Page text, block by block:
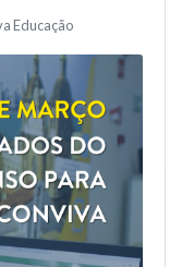
Educação